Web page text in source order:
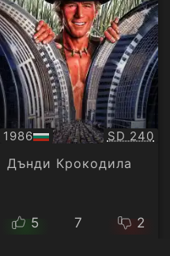
1986
БГ
аудио
SD 240
Дънди Крокодила
5 7 2